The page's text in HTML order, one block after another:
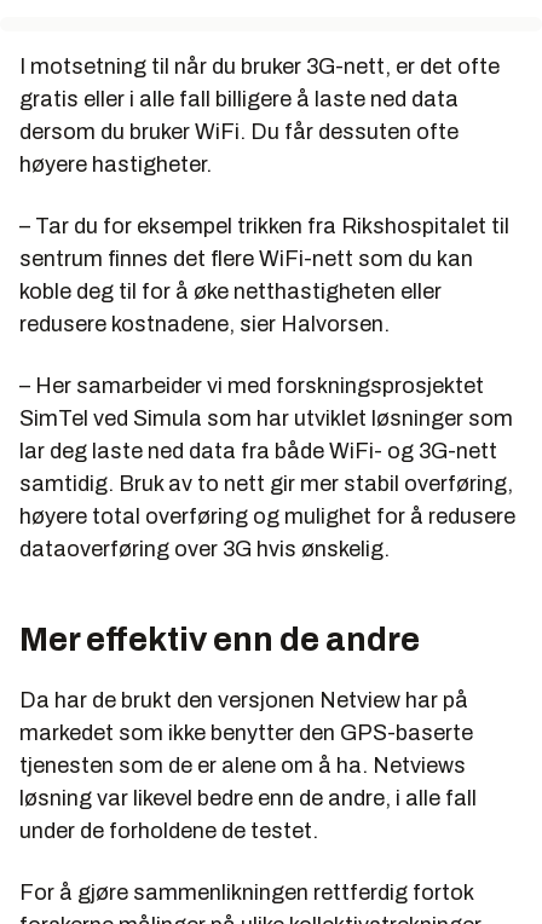
I motsetning til når du bruker 3G-nett, er det ofte
gratis eller i alle fall billigere å laste ned data
dersom du bruker WiFi. Du får dessuten ofte
høyere hastigheter.
– Tar du for eksempel trikken fra Rikshospitalet til
sentrum finnes det flere WiFi-nett som du kan
koble deg til for å øke netthastigheten eller
redusere kostnadene, sier Halvorsen.
– Her samarbeider vi med forskningsprosjektet
SimTel ved Simula som har utviklet løsninger som
lar deg laste ned data fra både WiFi- og 3G-nett
samtidig. Bruk av to nett gir mer stabil overføring,
høyere total overføring og mulighet for å redusere
dataoverføring over 3G hvis ønskelig.
Mer effektiv enn de andre
Da har de brukt den versjonen Netview har på
markedet som ikke benytter den GPS-baserte
tjenesten som de er alene om å ha. Netviews
løsning var likevel bedre enn de andre, i alle fall
under de forholdene de testet.
For å gjøre sammenlikningen rettferdig fortok